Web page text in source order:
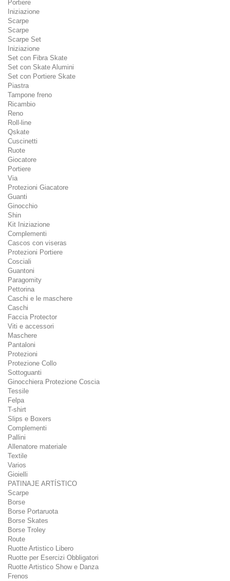
Portiere
Iniziazione
Scarpe
Scarpe
Scarpe Set
Iniziazione
Set con Fibra Skate
Set con Skate Alumini
Set con Portiere Skate
Piastra
Tampone freno
Ricambio
Reno
Roll-line
Qskate
Cuscinetti
Ruote
Giocatore
Portiere
Via
Protezioni Giacatore
Guanti
Ginocchio
Shin
Kit Iniziazione
Complementi
Cascos con viseras
Protezioni Portiere
Cosciali
Guantoni
Paragomity
Pettorina
Caschi e le maschere
Caschi
Faccia Protector
Viti e accessori
Maschere
Pantaloni
Protezioni
Protezione Collo
Sottoguanti
Ginocchiera Protezione Coscia
Tessile
Felpa
T-shirt
Slips e Boxers
Complementi
Pallini
Allenatore materiale
Textile
Varios
Gioielli
PATINAJE ARTÍSTICO
Scarpe
Borse
Borse Portaruota
Borse Skates
Borse Troley
Route
Ruotte Artistico Libero
Ruotte per Esercizi Obbligatori
Ruotte Artistico Show e Danza
Frenos